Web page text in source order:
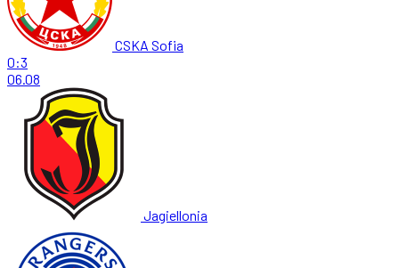
CSKA Sofia
0:3
06.08
Jagiellonia